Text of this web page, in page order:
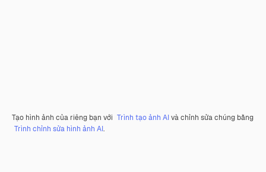
Tạo hình ảnh của riêng bạn với Trình tạo ảnh AIvà chỉnh sửa chúng bằng
Trình chỉnh sửa hình ảnh AI.